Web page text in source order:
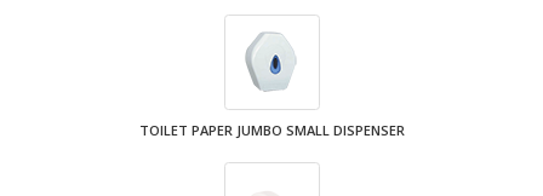
TOILET PAPER JUMBO SMALL DISPENSER